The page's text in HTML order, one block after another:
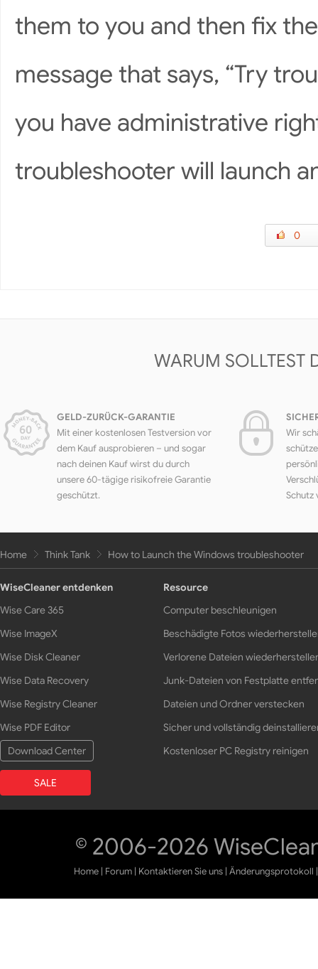
them to you and then fix
message that says, “Try
you have administrative
troubleshooter will launch
0
WARUM SOLLTEST
GELD-ZURÜCK-GARANTIE
Mit einer kostenlosen Testversion vor
dem Kauf ausprobieren – und sogar
nach deinen Kauf wirst du durch
unsere 60-tägige risikofreie Garantie
geschützt.
Wir
Schutz
Home Think Tank How to Launch the Windows troubleshooter
WiseCleaner entdenken
Wise Care 365
Wise ImageX
Wise Disk Cleaner
Wise Data Recovery
Wise Registry Cleaner
Wise PDF Editor
Download Center
SALE
Resource
Computer beschleunigen
Beschädigte Fotos
Verlorene Dateien
Junk-Dateien von Festplatte
Dateien und Ordner verstecken
Sicher und vollständig
Kostenloser PC Registry reinigen
© 2006-2026
Home | Forum | Kontaktieren Sie uns |Änderungsprotokoll